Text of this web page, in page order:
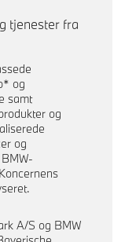
tjenester fra
og
samt
og
og
A/S og BMW